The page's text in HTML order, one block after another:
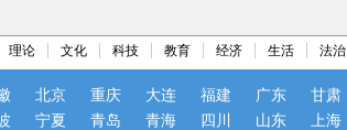
理论 文化 科技 教育 经济 生活 法治
北京 重庆 大连 福建 广东 甘肃
宁夏 青岛 青海 四川 山东 上海